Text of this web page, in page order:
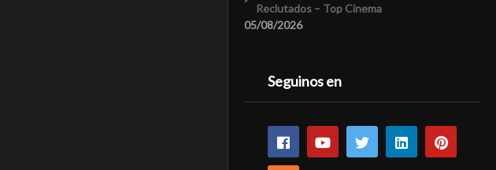
Reclutados – Top Cinema
05/08/2026
Seguinos en